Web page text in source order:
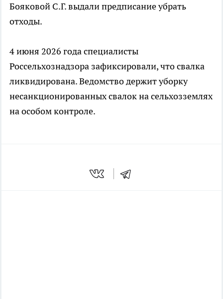
Бояковой С.Г. выдали предписание убрать
отходы.
4 июня 2026 года специалисты
Россельхознадзора зафиксировали, что свалка
ликвидирована. Ведомство держит уборку
несанкционированных свалок на сельхозземлях
на особом контроле.